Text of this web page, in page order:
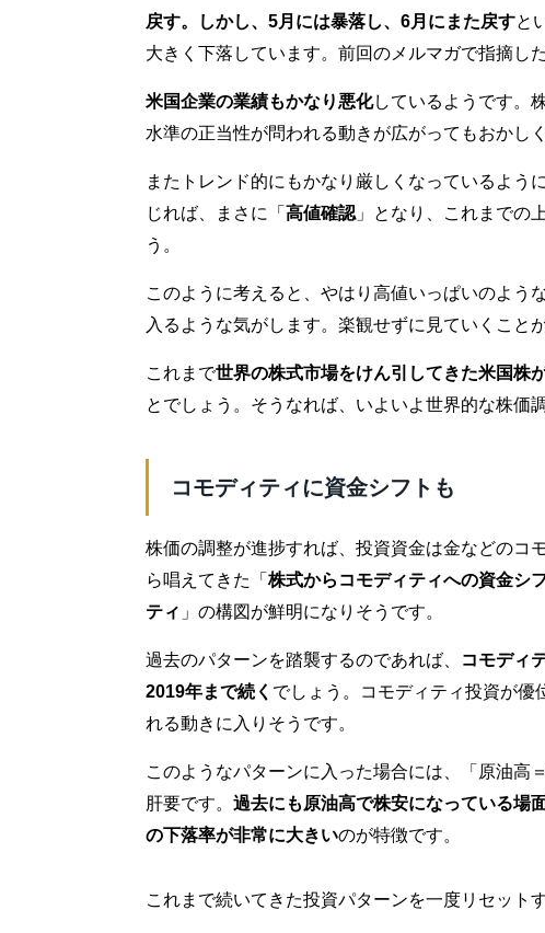
戻す。しかし、5月には暴落し、6月にまた戻すと
大きく下落しています。前回のメルマガで指摘し
米国企業の業績もかなり悪化しているようです。
水準の正当性が問われる動きが広がってもおかし
またトレンド的にもかなり厳しくなっているよう
じれば、まさに「 高値確認 」となり、これまでの
う。
このように考えると、やはり高値いっぱいのよう
入るような気がします。楽観せずに見ていくこと
これまで世界の株式市場をけん引してきた米国株
とでしょう。そうなれば、いよいよ世界的な株価
コモディティに資金シフトも
株価の調整が進捗すれば、投資資金は金などのコ
ら唱えてきた「 株式からコモディティへの資金シ
ティ 」の構図が鮮明になりそうです。
過去のパターンを踏襲するのであれば、
コモディ
2019年まで続く でしょう。コモディティ投資が優
れる動きに入りそうです。
このようなパターンに入った場合には、「原油高
肝要です。 過去にも原油高で株安になっている場
の下落率が非常に大きいのが特徴です。
これまで続いてきた投資パターンを一度リセット